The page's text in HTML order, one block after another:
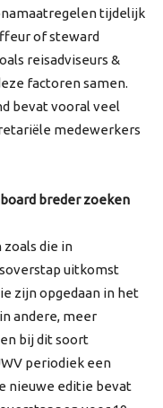
tijdelijk
of steward
reisadviseurs &
factoren samen.
bevat vooral veel
medewerkers
breder zoeken
die in
uitkomst
zijn opgedaan in het
andere, meer
bij dit soort
periodiek een
nieuwe editie bevat